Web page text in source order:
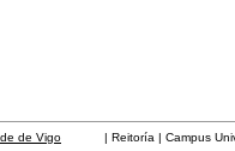
de Vigo | Reitoría | Campus